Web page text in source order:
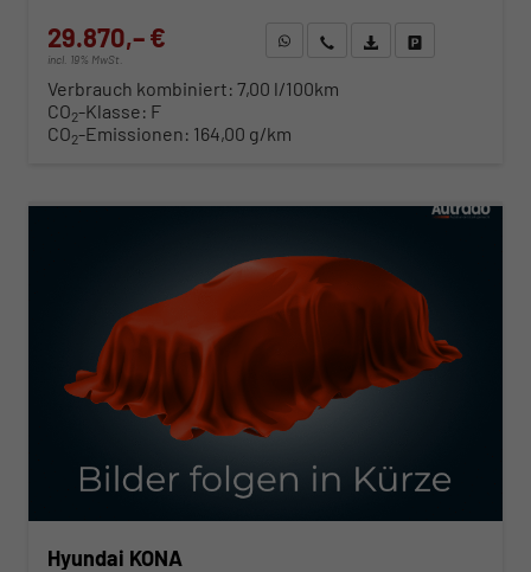
29.870,– €
incl. 19% MwSt.
WhatsApp anfragen
Wir rufen Sie anFahrzeugexposé (PDF)
Verbrauch kombiniert: 7,00 l/100km
CO2-Klasse: F
CO2-Emissionen: 164,00 g/km
Hyundai KONA